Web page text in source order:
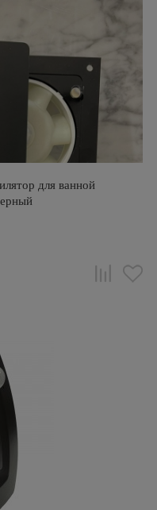
для ванной